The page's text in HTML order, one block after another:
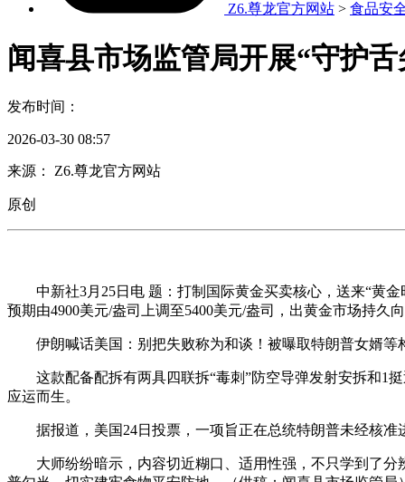
Z6.尊龙官方网站 > 食品安
闻喜县市场监管局开展“守护
发布时间：
2026-03-30 08:57
来源： Z6.尊龙官方网站
原创
中新社3月25日电 题：打制国际黄金买卖核心，送来“黄金
预期由4900美元/盎司上调至5400美元/盎司，出黄金市场持久
伊朗喊话美国：别把失败称为和谈！被曝取特朗普女婿等
这款配备配拆有两具四联拆“毒刺”防空导弹发射安拆和1挺
应运而生。
据报道，美国24日投票，一项旨正在总统特朗普未经核准
大师纷纷暗示，内容切近糊口、适用性强，不只学到了分